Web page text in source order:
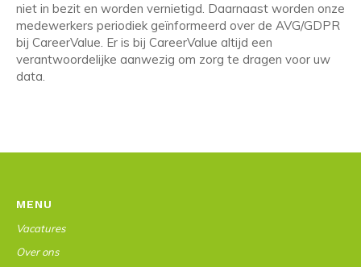
niet in bezit en worden vernietigd. Daarnaast worden onze
medewerkers periodiek geïnformeerd over de AVG/GDPR
bij CareerValue. Er is bij CareerValue altijd een
verantwoordelijke aanwezig om zorg te dragen voor uw
data.
MENU
Vacatures
Over ons